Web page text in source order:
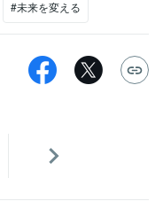
#未来を変える